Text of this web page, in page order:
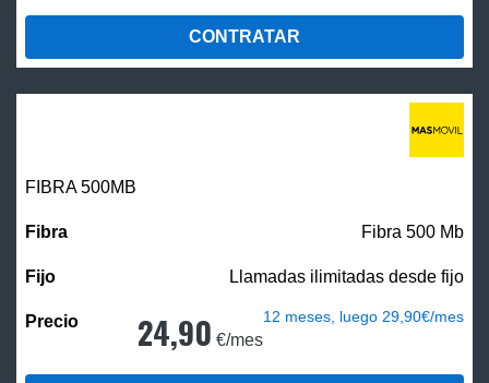
CONTRATAR
FIBRA500MB
Fibra 500 Mb
Llamadas ilimitadas desde fijo
24,90 €/mes
12 meses, luego 29,90€/mes